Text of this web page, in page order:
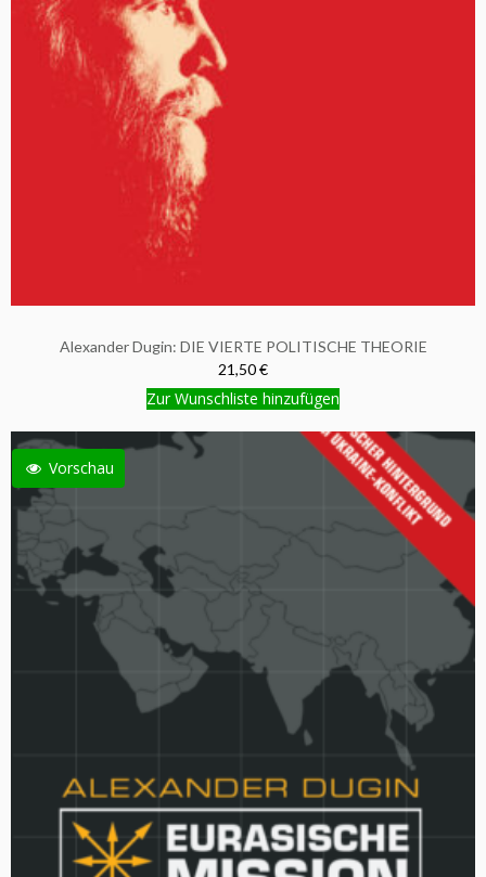
Alexander Dugin: DIE VIERTE POLITISCHE THEORIE
21,50 €
Zur Wunschliste hinzufügen
Vorschau